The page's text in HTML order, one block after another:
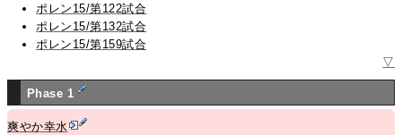
ポレン15/第122試合
ポレン15/第132試合
ポレン15/第159試合
▽
Phase 1
爽やか幸水